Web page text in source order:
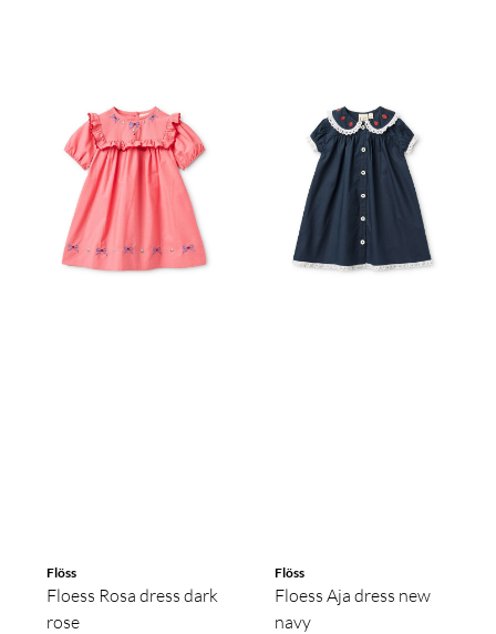
Flöss
Floess Rosa dress dark
rose
Flöss
Floess Aja dress new
navy